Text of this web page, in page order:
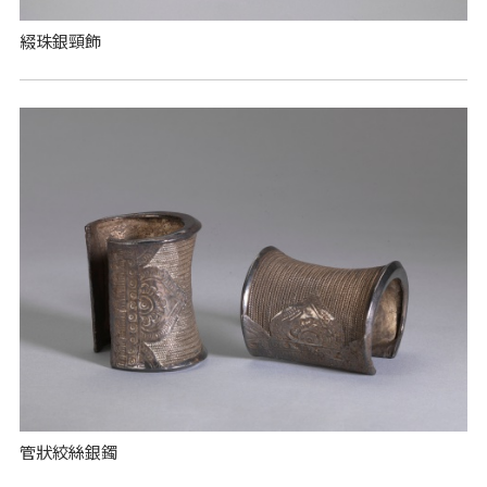
綴珠銀頸飾
管狀絞絲銀鐲